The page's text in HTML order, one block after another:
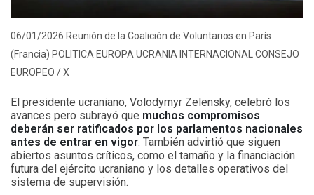
06/01/2026 Reunión de la Coalición de Voluntarios en París
(Francia) POLITICA EUROPA UCRANIA INTERNACIONAL CONSEJO
EUROPEO / X
El presidente ucraniano, Volodymyr Zelensky, celebró los
avances pero subrayó que muchos compromisos
deberán ser ratificados por los parlamentos nacionales
antes de entrar en vigor. También advirtió que siguen
abiertos asuntos críticos, como el tamaño y la financiación
futura del ejército ucraniano y los detalles operativos del
sistema de supervisión.